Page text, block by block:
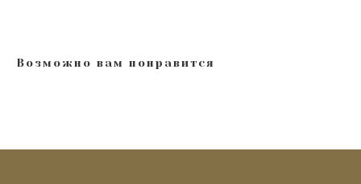
Возможно вам понравится